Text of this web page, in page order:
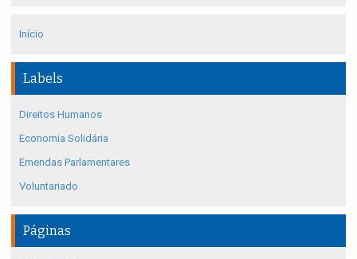
Início
Labels
Direitos Humanos
Economia Solidária
Emendas Parlamentares
Voluntariado
Páginas